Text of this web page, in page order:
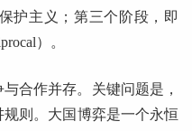
护主义；第三个阶段，即
）。
合作并存。关键问题是，
则。大国博弈是一个永恒